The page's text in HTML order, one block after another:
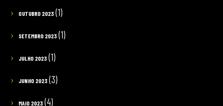
OUTUBRO 2023(1)
SETEMBRO 2023(1)
JULHO 2023(1)
JUNHO 2023(3)
MAIO 2023(4)